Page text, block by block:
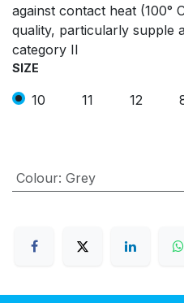
against contact heat (100°
quality, particularly supple
category II
SIZE
10 11 12
Colour: Grey